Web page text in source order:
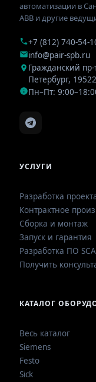
автоматизации в
ABB и другие
+7 (812) 740-54-
info@pair-spb.ru
Гражданский
Петербург,
Пн–Пт:
УСЛУГИ
Разработка
Контрактное
Сборка и монтаж
Запуск и гарантия
Разработка ПО
Получить
КАТАЛОГ
Весь каталог
Siemens
Festo
Sick